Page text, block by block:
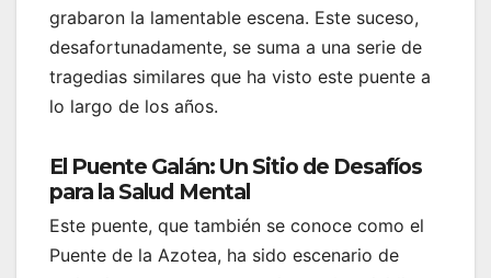
grabaron la lamentable escena. Este suceso,
desafortunadamente, se suma a una serie de
tragedias similares que ha visto este puente a
lo largo de los años.
El Puente Galán: Un Sitio de Desafíos
para la Salud Mental
Este puente, que también se conoce como el
Puente de la Azotea, ha sido escenario de